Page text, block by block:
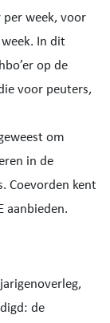
week, voor
In dit
op de
voor peuters,
om
in de
Coevorden kent
aanbieden.
de